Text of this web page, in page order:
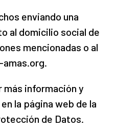
enviando una
al domicilio social de
mencionadas o al
información y
la página web de la
de Datos.